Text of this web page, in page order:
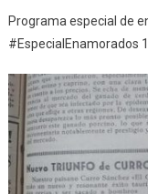
Programa especial de
#EspecialEnamorados